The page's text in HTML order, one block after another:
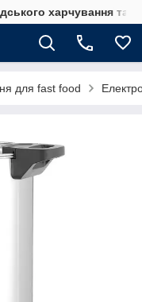
харчування та
для fast food